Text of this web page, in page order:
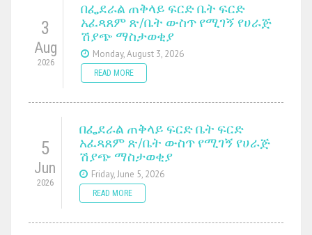
3
Aug
2026
በፌደራል ጠቅላይ ፍርድ ቤት ፍርድ
አፈጻጸም ጽ/ቤት ውስጥ የሚገኝ የሀራጅ
ሽያጭ ማስታወቂያ
Monday, August 3, 2026
READ MORE
5
Jun
2026
በፌደራል ጠቅላይ ፍርድ ቤት ፍርድ
አፈጻጸም ጽ/ቤት ውስጥ የሚገኝ የሀራጅ
ሽያጭ ማስታወቂያ
Friday, June 5, 2026
READ MORE